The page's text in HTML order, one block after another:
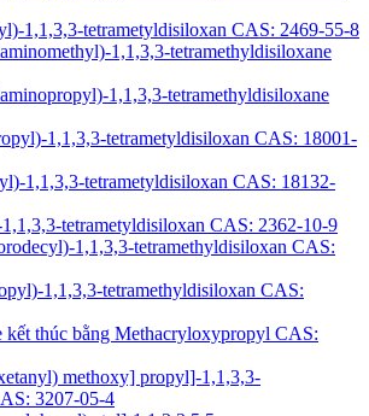
1,1,3,3-tetrametyldisiloxan CAS: 2469-55-8
1,1,3,3-tetramethyldisiloxane
1,1,3,3-tetramethyldisiloxane
1,1,3,3-tetrametyldisiloxan CAS: 18001-
1,1,3,3-tetrametyldisiloxan CAS: 18132-
tetrametyldisiloxan CAS: 2362-10-9
1,1,3,3-tetramethyldisiloxan CAS:
1,1,3,3-tetramethyldisiloxan CAS:
kết thúc bằng Methacryloxypropyl CAS:
methoxy] propyl]-1,1,3,3-
3207-05-4